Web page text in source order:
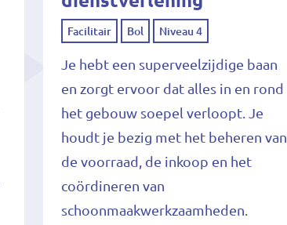
Facilitair Bol Niveau 4
Je hebt een superveelzijdige baan
en zorgt ervoor dat alles in en rond
het gebouw soepel verloopt. Je
houdt je bezig met het beheren van
de voorraad, de inkoop en het
coördineren van
schoonmaakwerkzaamheden.